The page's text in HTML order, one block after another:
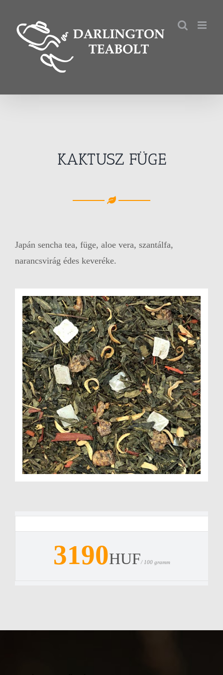
KAKTUSZ FÜGE
Japán sencha tea, füge, aloe vera, szantálfa,
narancsvirág édes keveréke.
3190HUF/ 100 gramm